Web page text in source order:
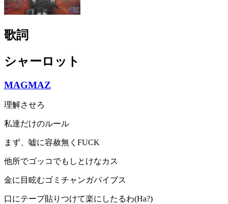
歌詞
シャーロット
MAGMAZ
理解させろ
私達だけのルール
まず、嘘に容赦無くFUCK
他所でゴッコでもしとけなカス
金に目眩むゴミチャンガバイブス
口にテープ貼りつけて楽にしたるわ(Ha?)